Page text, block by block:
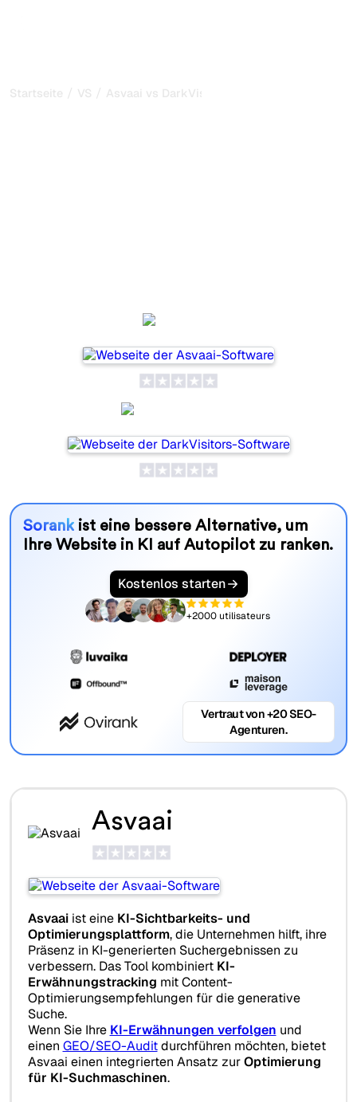
Startseite / VS / Asvaai vs DarkVisitors
Sorankist eine bessere Alternative, um
Ihre Website in KI auf Autopilot zu ranken.
Kostenlos starten
+2000 utilisateurs
Vertraut von +20 SEO-
Agenturen.
Asvaai
Asvaaiist eine KI-Sichtbarkeits- und
Optimierungsplattform, die Unternehmen hilft, ihre
Präsenz in KI-generierten Suchergebnissen zu
verbessern. Das Tool kombiniert KI-
Erwähnungstracking mit Content-
Optimierungsempfehlungen für die generative
Suche.
Wenn Sie Ihre KI-Erwähnungen verfolgen und
einen GEO/SEO-Auditdurchführen möchten, bietet
Asvaai einen integrierten Ansatz zurOptimierung
für KI-Suchmaschinen.